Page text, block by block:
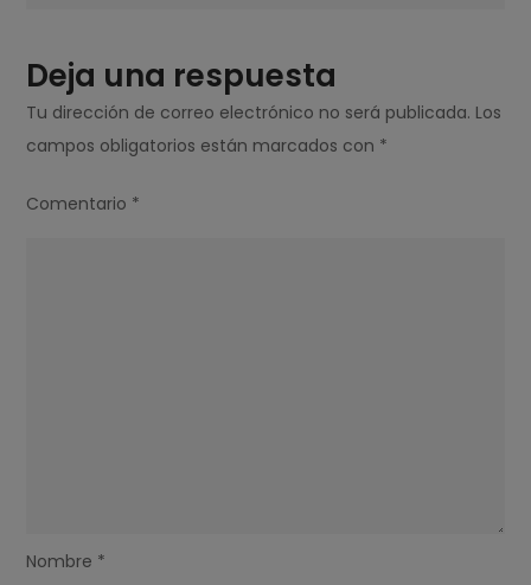
Deja una respuesta
Tu dirección de correo electrónico no será publicada. Los
campos obligatorios están marcados con *
Comentario *
Nombre *